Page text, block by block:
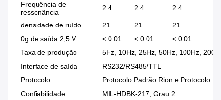
Frequência de
ressonância
2.4 2.4 2.4
densidade de ruído 21 21 21
0g de saída 2,5 V
< 0.01 < 0.01 < 0.01
Taxa de produção
5Hz, 10Hz, 25Hz, 50Hz, 100Hz,
Interface de saída
RS232/RS485/TTL
Protocolo
Protocolo Padrão Rion e Protocolo
Confiabilidade
MIL-HDBK-217, Grau 2